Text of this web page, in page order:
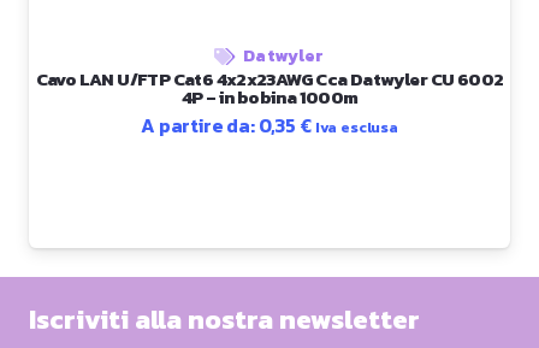
Datwyler
Cavo LAN U/FTP Cat6 4x2x23AWG Cca Datwyler CU 6002
4P – in bobina 1000m
A partire da:0,35 € Iva esclusa
Iscriviti alla nostra newsletter